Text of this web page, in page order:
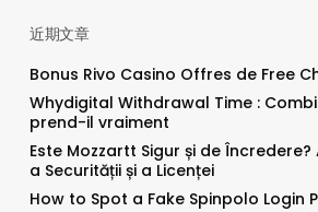
近期文章
Bonus Rivo Casino Offres de Free
Whydigital Withdrawal Time :
prend-il vraiment
Este Mozzartt Sigur și de
a Securității și a Licenței
How to Spot a Fake Spinpolo Login